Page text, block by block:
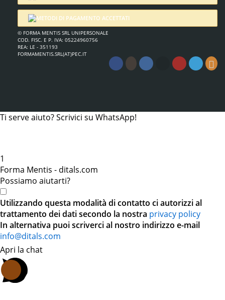
© FORMA MENTIS SRL UNIPERSONALE
COD. FISC. E P. IVA: 05224960756
REA: LE - 351193
FORMAMENTIS.SRL(AT)PEC.IT
Ti serve aiuto? Scrivici su WhatsApp!
1
Forma Mentis - ditals.com
Possiamo aiutarti?
Utilizzando questa modalità di contatto ci autorizzi al
trattamento dei dati secondo la nostra privacy policy
In alternativa puoi scriverci al nostro indirizzo e-mail
info@ditals.com
Apri la chat